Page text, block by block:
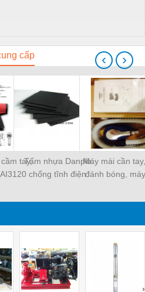
cấp
tay,
Tấm nhựa Danpla
chống tĩnh điện
Máy mài cần
đánh bóng,
‹ ›
›